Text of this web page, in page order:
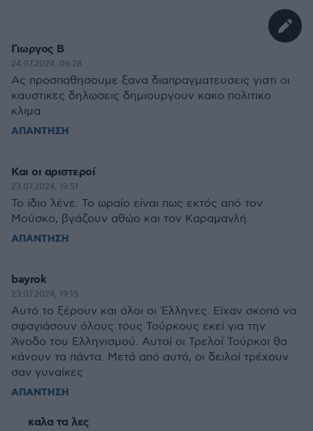
Γιωργος Β
24.07.2024, 06:28
Ας προσπαθησουμε ξανα διαπραγματευσεις γιατι οι
καυστικες δηλωσεις δημιουργουν κακο πολιτικο
κλιμα.
ΑΠΑΝΤΗΣΗ
Και οι αριστεροί
23.07.2024, 19:51
Το ίδιο λένε. Το ωραίο είναι πως εκτός από τον
Μούσκο, βγάζουν αθώο και τον Καραμανλή.
ΑΠΑΝΤΗΣΗ
bayrok
23.07.2024, 19:15
Αυτό το ξέρουν και όλοι οι Έλληνες. Είχαν σκοπό να
σφαγιάσουν όλους τους Τούρκους εκεί για την
Άνοδο του Ελληνισμού. Αυτοί οι Τρελοί Τούρκοι θα
κάνουν τα πάντα. Μετά από αυτό, οι δειλοί τρέχουν
σαν γυναίκες
ΑΠΑΝΤΗΣΗ
καλα τα λες